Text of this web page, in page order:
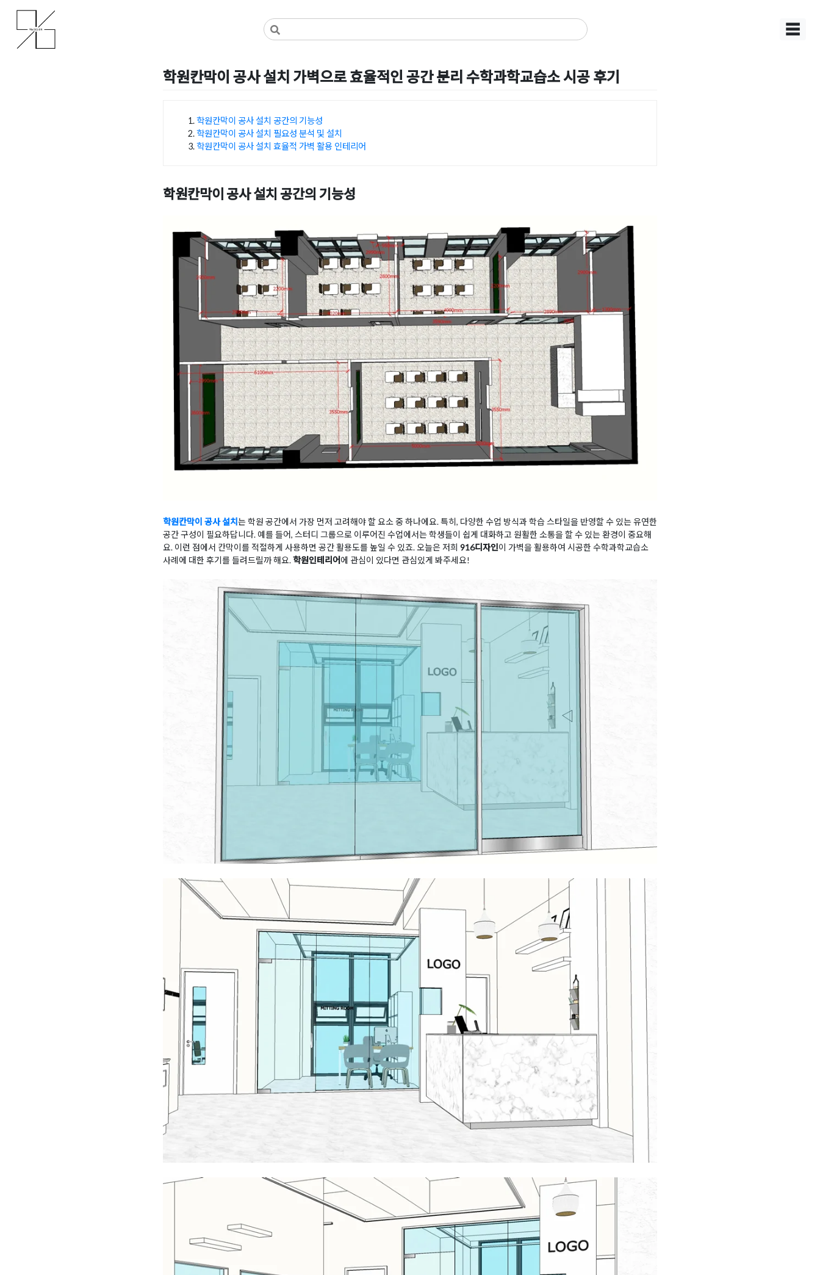
content
사무실인테리어 디자인 공사 비용견적 플랫폼
사무실인테리어 916
☰
학원칸막이 공사 설치 가벽으로 효율적인 공간 분리 수학과학교습소 시공 후기
학원칸막이 공사 설치 공간의 기능성
학원칸막이 공사 설치 필요성 분석 및 설치
학원칸막이 공사 설치 효율적 가벽 활용 인테리어
학원칸막이 공사 설치 공간의 기능성
학원칸막이 공사 설치는 학원 공간에서 가장 먼저 고려해야 할 요소 중 하나에요. 특히, 다양한 수업 방식과 학습 스타일을 반영할 수 있는 유연한
공간 구성이 필요하답니다. 예를 들어, 스터디 그룹으로 이루어진 수업에서는 학생들이 쉽게 대화하고 원활한 소통을 할 수 있는 환경이 중요해
요. 이런 점에서 칸막이를 적절하게 사용하면 공간 활용도를 높일 수 있죠. 오늘은 저희 916디자인이 가벽을 활용하여 시공한 수학과학교습소
사례에 대한 후기를 들려드릴까 해요.학원인테리어 에 관심이 있다면 관심있게 봐주세요!